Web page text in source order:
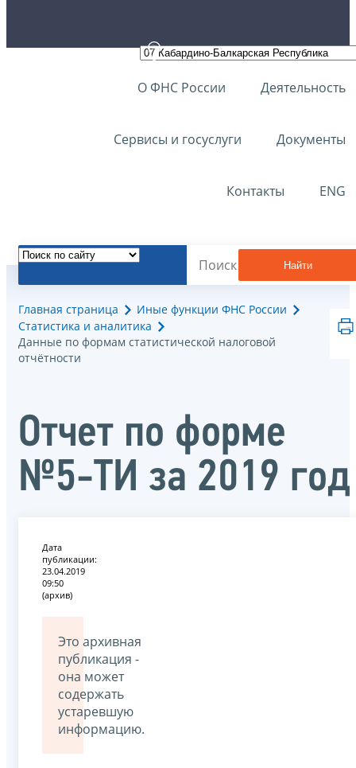
О ФНС России Деятельность
Сервисы и госуслуги Документы
Контакты ENG
Найти
Главная страница
Иные функции ФНС России
Статистика и аналитика
Данные по формам статистической налоговой
отчётности
Отчет по форме
№5-ТИ за 2019 год
Дата
публикации:
23.04.2019
09:50
(архив)
Это архивная
публикация -
она может
содержать
устаревшую
информацию.